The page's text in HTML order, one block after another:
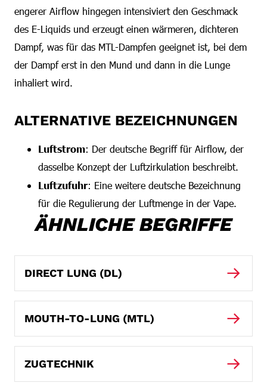
engerer Airflow hingegen intensiviert den Geschmack
des E-Liquids und erzeugt einen wärmeren, dichteren
Dampf, was für das MTL-Dampfen geeignet ist, bei dem
der Dampf erst in den Mund und dann in die Lunge
inhaliert wird.
ALTERNATIVE BEZEICHNUNGEN
Luftstrom: Der deutsche Begriff für Airflow, der
dasselbe Konzept der Luftzirkulation beschreibt.
Luftzufuhr: Eine weitere deutsche Bezeichnung
für die Regulierung der Luftmenge in der Vape.
ÄHNLICHE BEGRIFFE
DIRECT LUNG (DL)
MOUTH-TO-LUNG (MTL)
ZUGTECHNIK